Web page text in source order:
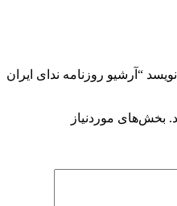
“آرشیو روزنامه ندای ایران
بخش‌های موردنیاز